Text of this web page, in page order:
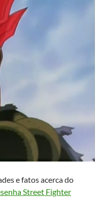
e fatos acerca do
Street Fighter